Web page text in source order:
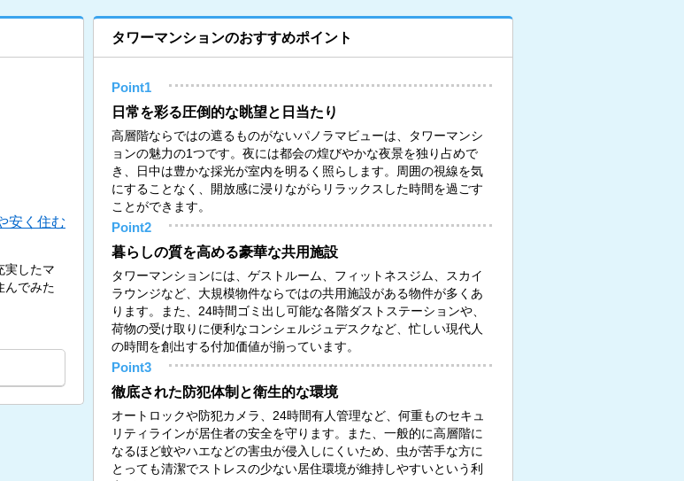
安く住む
実したマ
んでみた
タワーマンションのおすすめポイント
Point1
日常を彩る圧倒的な眺望と日当たり
高層階ならではの遮るものがないパノラマビューは、タワーマンシ
ョンの魅力の1つです。夜には都会の煌びやかな夜景を独り占めで
き、日中は豊かな採光が室内を明るく照らします。周囲の視線を気
にすることなく、開放感に浸りながらリラックスした時間を過ごす
ことができます。
Point2
暮らしの質を高める豪華な共用施設
タワーマンションには、ゲストルーム、フィットネスジム、スカイ
ラウンジなど、大規模物件ならではの共用施設がある物件が多くあ
ります。また、24時間ゴミ出し可能な各階ダストステーションや、
荷物の受け取りに便利なコンシェルジュデスクなど、忙しい現代人
の時間を創出する付加価値が揃っています。
Point3
徹底された防犯体制と衛生的な環境
オートロックや防犯カメラ、24時間有人管理など、何重ものセキュ
リティラインが居住者の安全を守ります。また、一般的に高層階に
なるほど蚊やハエなどの害虫が侵入しにくいため、虫が苦手な方に
とっても清潔でストレスの少ない居住環境が維持しやすいという利